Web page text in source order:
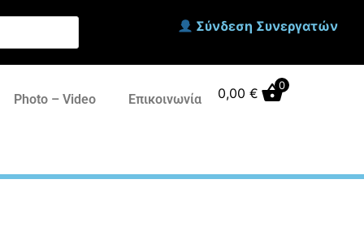
Σύνδεση Συνεργατών
Photo – Video Επικοινωνία 0,00 € 0